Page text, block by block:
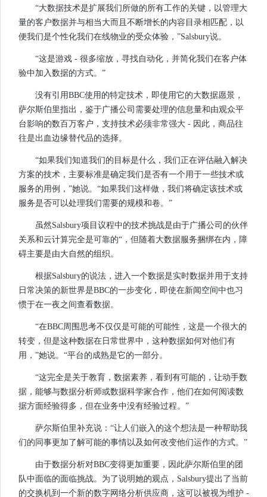
“大数据技术是扩展我们所做的所有工作的关键，以管理大
量的客户数据并与相当大而且不断增长的内容目录相匹配，以
便我们是个性化我们在线物业的受众体验，”Salsbury说。
“这是游戏 - 很多缩放，寻找自动化，并简化我们在客户体
验中加入数据的方式。”
没有引用BBC使用的特定技术，即使用它的大数据愿景，
萨尔斯伯里指出，鉴于广播公司需要处理的信息量和由观众平
台影响的数百万客户，支持技术必须非常强大 - 因此，商品往
往是出血边缘替代品的选择。
“如果我们知道我们的目标是什么，我们正在评估融入解决
方案的技术，主要标准是确定我们是否有一个用于一些技术或
服务的用例，”她说。“如果我们这样做，我们将确定该技术或
服务是否可以处理我们需要的规模和卷。”
虽然Salsbury项目议程中的技术挑战是由于广播公司的伙伴
关系和云计算完全是可靠的“，但随着大数据服务捆绑在内，障
碍主要是由大自然的组织。
根据Salsbury的说法，进入一个数据是实时数据并用于支持
日常决策的新世界是BBC的一步变化，即使在新闻空间中也习
惯于在一夜之间查看数据。
“在BBC周围思考不仅仅是可能的可能性，这是一个很大的
转变，但是这种数据在日常世界中，这种数据如何对他们有
用，”她说。“平台的成熟是它的一部分。
“这完全是关于教育，数据素养，看到有可能的，让动手数
据，能够与数据分析师或数据科学家合作，他们在如何阅读数
据方面经验得多，但在业务中没有经验过程。”
萨尔斯伯里补充说：“让人们嵌入的这个想法是一种帮助我
们的同事更加了解可能的事情以及如何改变他们运作的方式。”
由于数据分析对BBC变得更加重要，因此萨尔斯伯里的团
队中面临的面临挑战。为了说明她的观点，Salsbury提出了当前
的交换机到一个新的数字网络分析供应商，这可以被视为维护 -